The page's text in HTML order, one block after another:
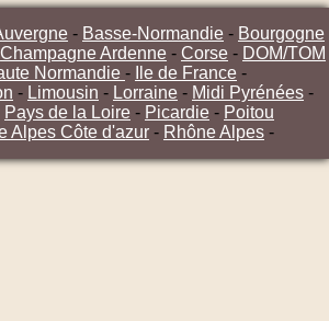
- Basse-Normandie - Bourgogne
Champagne Ardenne - Corse - DOM/TOM
Normandie - Ile de France -
- Limousin - Lorraine - Midi Pyrénées -
Pays de la Loire - Picardie - Poitou
Alpes Côte d'azur - Rhône Alpes -